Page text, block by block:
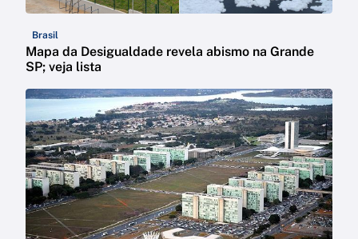
Brasil
Mapa da Desigualdade revela abismo na Grande
SP; veja lista